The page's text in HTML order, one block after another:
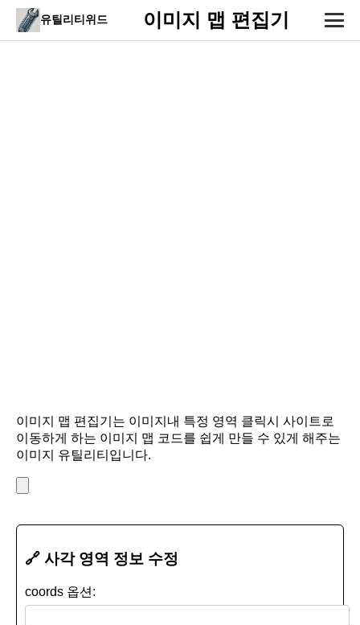
유틸리티위드 이미지 맵 편집기
이미지 맵 편집기는 이미지내 특정 영역 클릭시 사이트로
이동하게 하는 이미지 맵 코드를 쉽게 만들 수 있게 해주는
이미지 유틸리티입니다.
🔗 사각 영역 정보 수정
coords 옵션: